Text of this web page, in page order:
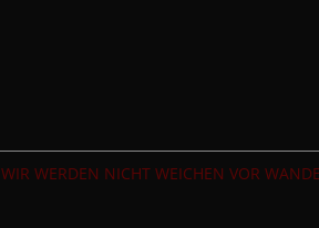
WIR WERDEN NICHT WEICHEN VOR